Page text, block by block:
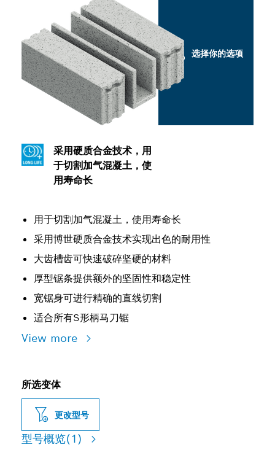
采用硬质合金技术，用
于切割加气混凝土，使
用寿命长
用于切割加气混凝土，使用寿命长
采用博世硬质合金技术实现出色的耐用性
大齿槽齿可快速破碎坚硬的材料
厚型锯条提供额外的坚固性和稳定性
宽锯身可进行精确的直线切割
适合所有S形柄马刀锯
View more
选择你的选项
所选变体
更改型号
型号概览(1)